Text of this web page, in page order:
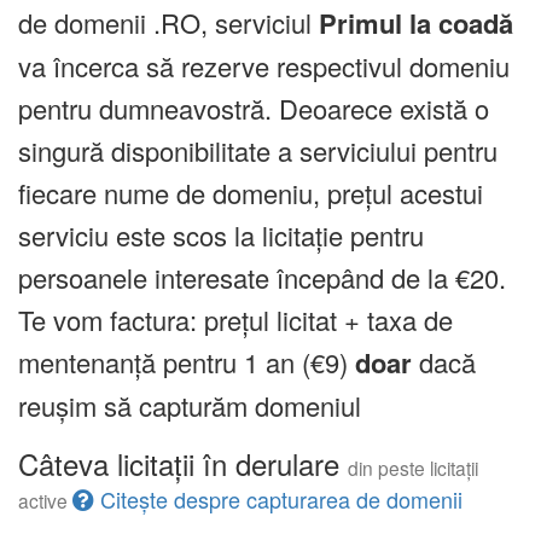
de domenii .RO, serviciul Primul la coadă
va încerca să rezerve respectivul domeniu
pentru dumneavostră. Deoarece există o
singură disponibilitate a serviciului pentru
fiecare nume de domeniu, prețul acestui
serviciu este scos la licitație pentru
persoanele interesate începând de la €20.
Te vom factura: prețul licitat + taxa de
mentenanță pentru 1 an (€9) doardacă
reușim să capturăm domeniul
Câteva licitații în derulare din peste licitații
active
Citește despre capturarea de domenii